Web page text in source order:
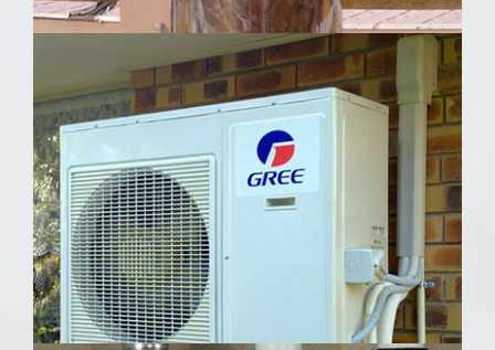
Kémény